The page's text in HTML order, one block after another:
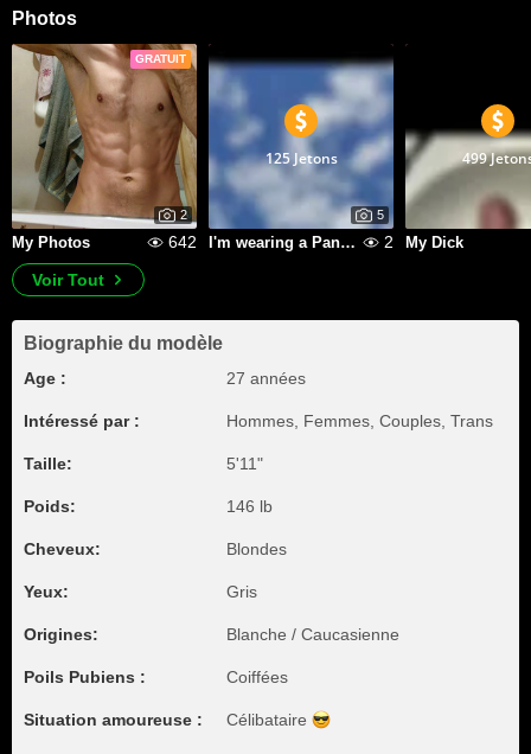
Photos
GRATUIT
2
My Photos 642
125 Jetons
5
I'm wearing a Panama hat against a blue sky. 2
499
My Dick
Voir Tout
Biographie du modèle
Age : 27 années
Intéressé par : Hommes, Femmes, Couples, Trans
Taille: 5'11"
Poids: 146 lb
Cheveux: Blondes
Yeux: Gris
Origines: Blanche / Caucasienne
Poils Pubiens : Coiffées
Situation amoureuse : Célibataire